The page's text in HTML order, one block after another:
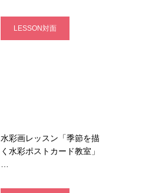
LESSON対面
水彩画レッスン「季節を描
く水彩ポストカード教室」